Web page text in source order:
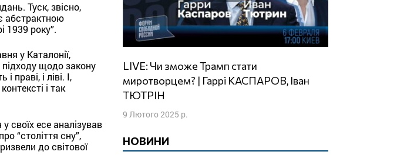
Туск, звісно,
абстрактною
1939 року”.
у Каталонії,
підходу щодо закону
праві, і ліві. І,
і так
своїх есе аналізував
“століття сну”,
до світової
LIVE: Чи зможе Трамп стати
миротворцем? | Гаррі КАСПАРОВ, Іван
ТЮТРІН
9 Лютого 2025 р.
НОВИНИ